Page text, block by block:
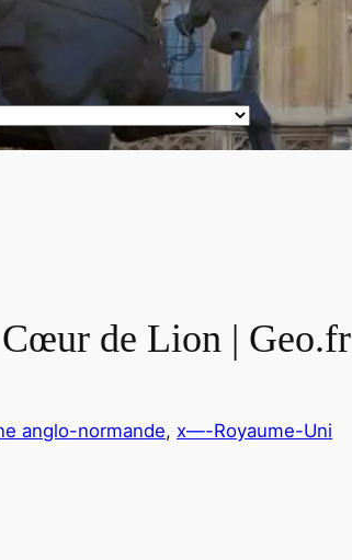
Cœur de Lion | Geo.fr
anglo-normande, x—-Royaume-Uni